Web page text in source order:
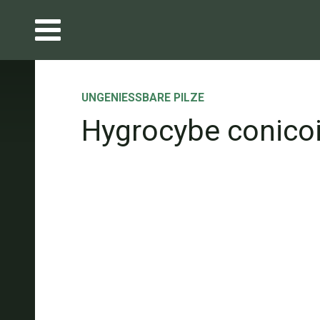
UNGENIESSBARE PILZE
Hygrocybe